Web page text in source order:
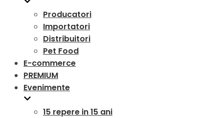
Producatori
Importatori
Distribuitori
Pet Food
E-commerce
PREMIUM
Evenimente
15 repere in 15 ani